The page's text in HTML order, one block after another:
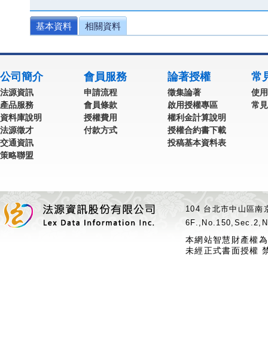
基本資料 相關資料
公司簡介
法源資訊
產品服務
資料庫說明
法源徵才
交通資訊
策略聯盟
會員服務
申請流程
會員條款
授權費用
付款方式
論著授權
徵集論著
啟用授權專區
權利金計算說明
授權合約書下載
投稿基本資料表
常
使
常
104 台北市中山區
本網站智慧財產權
未經正式書面授權